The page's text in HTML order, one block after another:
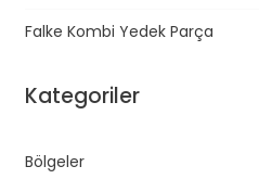
Falke Kombi Yedek Parça
Kategoriler
Bölgeler